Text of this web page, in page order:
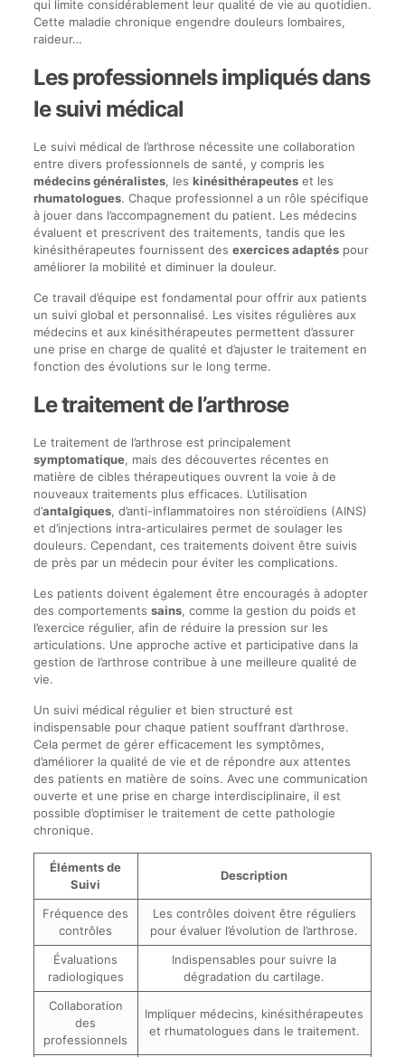
qui limite considérablement leur qualité de vie au quotidien.
Cette maladie chronique engendre douleurs lombaires,
raideur…
Les professionnels impliqués dans
le suivi médical
Le suivi médical de l’arthrose nécessite une collaboration
entre divers professionnels de santé, y compris les
médecins généralistes, les kinésithérapeuteset les
rhumatologues. Chaque professionnel a un rôle spécifique
à jouer dans l’accompagnement du patient. Les médecins
évaluent et prescrivent des traitements, tandis que les
kinésithérapeutes fournissent des exercices adaptéspour
améliorer la mobilité et diminuer la douleur.
Ce travail d’équipe est fondamental pour offrir aux patients
un suivi global et personnalisé. Les visites régulières aux
médecins et aux kinésithérapeutes permettent d’assurer
une prise en charge de qualité et d’ajuster le traitement en
fonction des évolutions sur le long terme.
Le traitement de l’arthrose
Le traitement de l’arthrose est principalement
symptomatique, mais des découvertes récentes en
matière de cibles thérapeutiques ouvrent la voie à de
nouveaux traitements plus efficaces. L’utilisation
d’antalgiques, d’anti-inflammatoires non stéroïdiens (AINS)
et d’injections intra-articulaires permet de soulager les
douleurs. Cependant, ces traitements doivent être suivis
de près par un médecin pour éviter les complications.
Les patients doivent également être encouragés à adopter
des comportements sains, comme la gestion du poids et
l’exercice régulier, afin de réduire la pression sur les
articulations. Une approche active et participative dans la
gestion de l’arthrose contribue à une meilleure qualité de
vie.
Un suivi médical régulier et bien structuré est
indispensable pour chaque patient souffrant d’arthrose.
Cela permet de gérer efficacement les symptômes,
d’améliorer la qualité de vie et de répondre aux attentes
des patients en matière de soins. Avec une communication
ouverte et une prise en charge interdisciplinaire, il est
possible d’optimiser le traitement de cette pathologie
chronique.
Éléments de
Suivi
Description
Fréquence des
contrôles
Les contrôles doivent être réguliers
pour évaluer l’évolution de l’arthrose.
Évaluations
radiologiques
Indispensables pour suivre la
dégradation du cartilage.
Collaboration
des
professionnels
Impliquer médecins, kinésithérapeutes
et rhumatologues dans le traitement.